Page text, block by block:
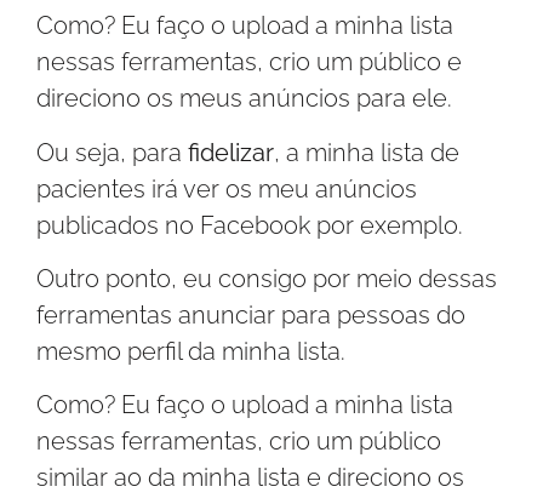
Como? Eu faço o upload a minha lista
nessas ferramentas, crio um público e
direciono os meus anúncios para ele.
Ou seja, para fidelizar, a minha lista de
pacientes irá ver os meu anúncios
publicados no Facebook por exemplo.
Outro ponto, eu consigo por meio dessas
ferramentas anunciar para pessoas do
mesmo perfil da minha lista.
Como? Eu faço o upload a minha lista
nessas ferramentas, crio um público
similar ao da minha lista e direciono os